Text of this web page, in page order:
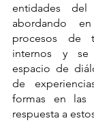
entidades del
abordando
procesos de
internos y se
espacio de
de
formas en las
respuesta a